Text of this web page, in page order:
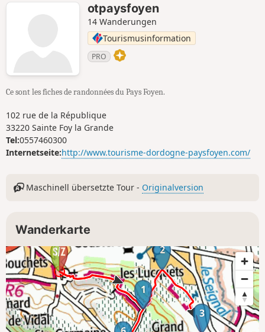
otpaysfoyen
14 Wanderungen
Tourismusinformation
PRO
Ce sont les fiches de randonnées du Pays Foyen.
102 rue de la République
33220 Sainte Foy la Grande
Tel:0557460300
Internetseite:http://www.tourisme-dordogne-paysfoyen.com/
Maschinell übersetzte Tour - Originalversion
Wanderkarte
1
2
3